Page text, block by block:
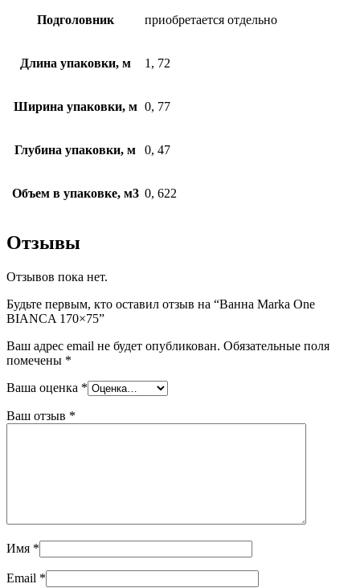
Подголовник приобретается отдельно
Длина упаковки, м 1, 72
Ширина упаковки, м 0, 77
Глубина упаковки, м 0, 47
Объем в упаковке, м3 0, 622
Отзывы
Отзывов пока нет.
Будьте первым, кто оставил отзыв на “Ванна Marka One
BIANCA 170×75”
Ваш адрес email не будет опубликован. Обязательные поля
помечены *
Ваша оценка *
Ваш отзыв *
Имя *
Email *